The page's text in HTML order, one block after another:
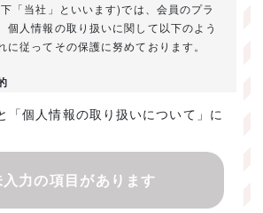
「当社」といいます)では、会員のプラ
個人情報の取り扱いに関して以下のよう
に従ってその保護に努めております。
た個人情報は、以下のためにのみ利用い
する回答及び資料送付のご連絡
サービスの提供
「個人情報の取り扱いについて」に
入力の項目があります